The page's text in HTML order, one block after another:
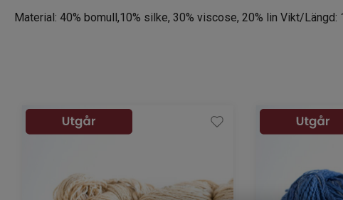
Material: 40% bomull,10% silke, 30% viscose, 20% lin Vikt/